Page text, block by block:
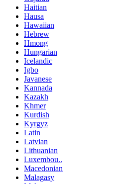
Haitian
Hausa
Hawaiian
Hebrew
Hmong
Hungarian
Icelandic
Igbo
Javanese
Kannada
Kazakh
Khmer
Kurdish
Kyrgyz
Latin
Latvian
Lithuanian
Luxembou..
Macedonian
Malagasy